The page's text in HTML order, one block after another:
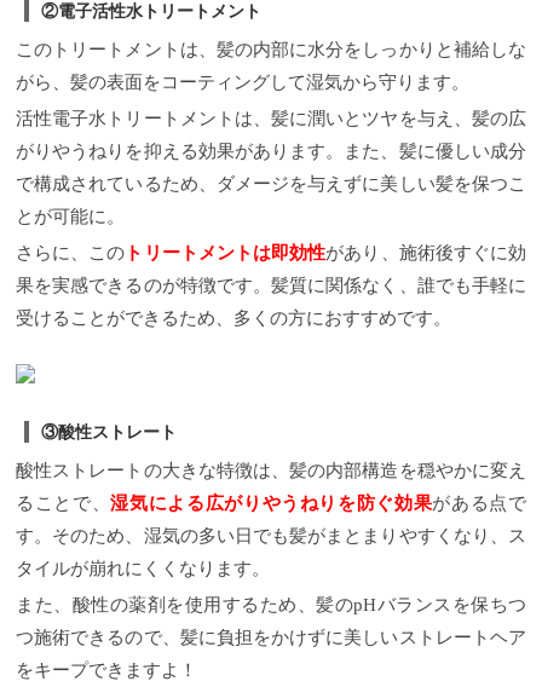
②電子活性水トリートメント
このトリートメントは、髪の内部に水分をしっかりと補給しな
がら、髪の表面をコーティングして湿気から守ります。
活性電子水トリートメントは、髪に潤いとツヤを与え、髪の広
がりやうねりを抑える効果があります。また、髪に優しい成分
で構成されているため、ダメージを与えずに美しい髪を保つこ
とが可能に。
さらに、この トリートメントは即効性があり、施術後すぐに効
果を実感できるのが特徴です。髪質に関係なく、誰でも手軽に
受けることができるため、多くの方におすすめです。
③酸性ストレート
酸性ストレートの大きな特徴は、髪の内部構造を穏やかに変え
ることで、湿気による広がりやうねりを防ぐ効果がある点で
す。そのため、湿気の多い日でも髪がまとまりやすくなり、ス
タイルが崩れにくくなります。
また、酸性の薬剤を使用するため、髪のpHバランスを保ちつ
つ施術できるので、髪に負担をかけずに美しいストレートヘア
をキープできますよ！